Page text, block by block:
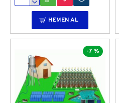
HEMEN AL
-7 %